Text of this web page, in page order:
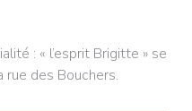
: « l’esprit Brigitte » se
des Bouchers.